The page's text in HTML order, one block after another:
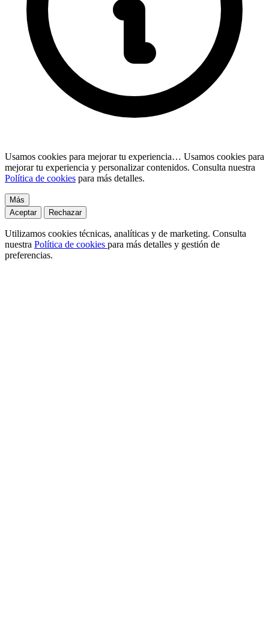
Usamos cookies para mejorar tu experiencia… Usamos cookies para
mejorar tu experiencia y personalizar contenidos. Consulta nuestra
Política de cookies para más detalles.
Más
Aceptar
Rechazar
Utilizamos cookies técnicas, analíticas y de marketing. Consulta
nuestra Política de cookies para más detalles y gestión de
preferencias.